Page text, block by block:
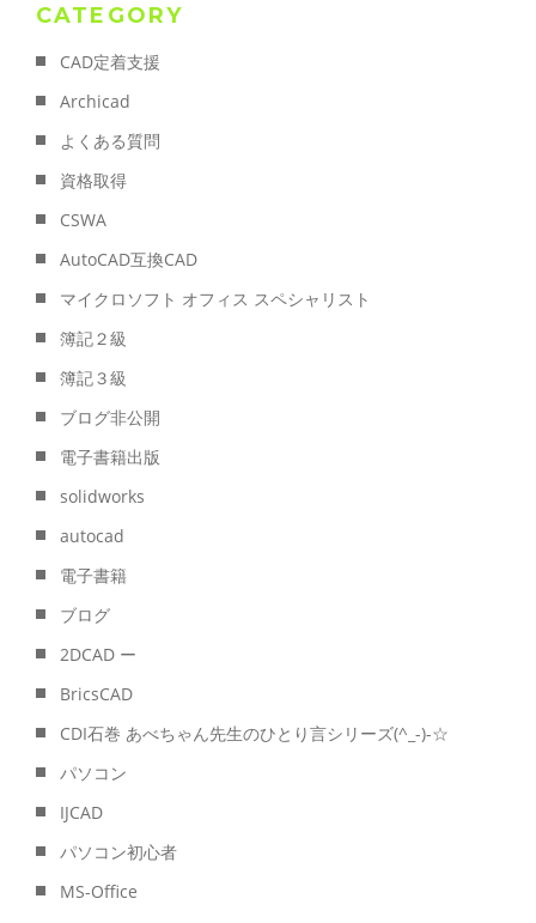
CATEGORY
CAD定着支援
Archicad
よくある質問
資格取得
CSWA
AutoCAD互換CAD
マイクロソフト オフィス スペシャリスト
簿記２級
簿記３級
ブログ非公開
電子書籍出版
solidworks
autocad
電子書籍
ブログ
2DCAD ー
BricsCAD
CDI石巻 あべちゃん先生のひとり言シリーズ(^_-)-☆
パソコン
IJCAD
パソコン初心者
MS-Office